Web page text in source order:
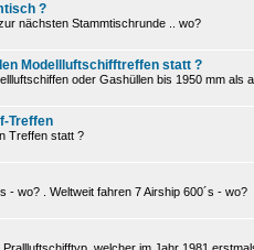
?
nächsten Stammtischrunde .. wo?
Modellluftschifftreffen statt ?
oder Gashüllen bis 1950 mm als
Treffen
Treffen statt ?
- wo? . Weltweit fahren 7 Airship 600´s - wo?